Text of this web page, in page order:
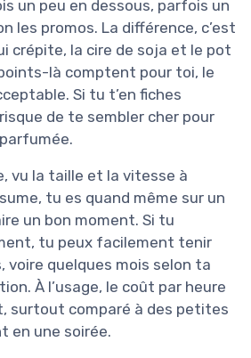
un peu en dessous, parfois un
les promos. La différence, c’est
crépite, la cire de soja et le pot
là comptent pour toi, le
Si tu t’en fiches
de te sembler cher pour
vu la taille et la vitesse à
tu es quand même sur un
un bon moment. Si tu
tu peux facilement tenir
voire quelques mois selon ta
À l’usage, le coût par heure
surtout comparé à des petites
en une soirée.